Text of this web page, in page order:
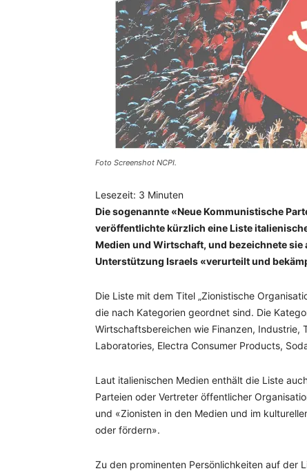
Foto Screenshot NCPI.
Lesezeit: 3 Minuten
Die sogenannte «Neue Kommunistische
veröffentlichte kürzlich eine Liste
Medien und Wirtschaft, und bezeichnete
Unterstützung Israels «verurteilt und
Die Liste mit dem Titel „Zionistische
die nach Kategorien geordnet sind. Die
Wirtschaftsbereichen wie Finanzen, Industrie,
Laboratories, Electra Consumer Products,
Laut italienischen Medien enthält die Liste
Parteien oder Vertreter öffentlicher
und «Zionisten in den Medien und im
oder fördern».
Zu den prominenten Persönlichkeiten auf der